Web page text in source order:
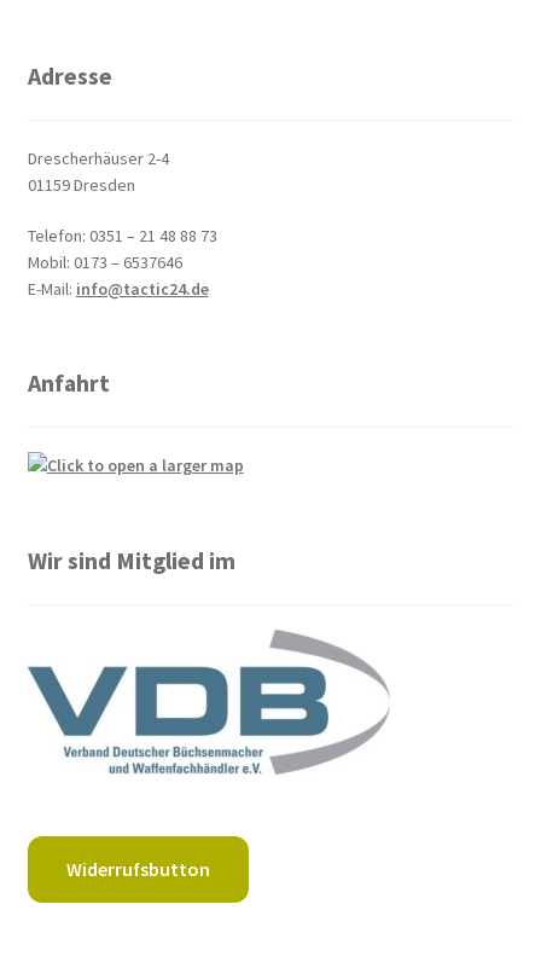
Adresse
Drescherhäuser 2-4
01159 Dresden
Telefon: 0351 – 21 48 88 73
Mobil: 0173 – 6537646
E-Mail: info@tactic24.de
Anfahrt
Wir sind Mitglied im
Widerrufsbutton